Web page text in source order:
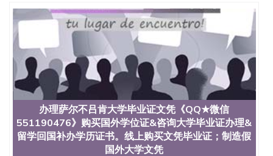
办理萨尔不吕肯大学毕业证文凭《QQ★微信
551190476》购买国外学位证&咨询大学毕业证办理&
留学回国补办学历证书。线上购买文凭毕业证；制造假
国外大学文凭